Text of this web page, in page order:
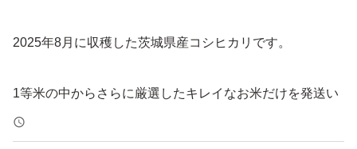
2025年8月に収穫した茨城県産コシヒカリです。
1等米の中からさらに厳選したキレイなお米だけを発送い
たします。